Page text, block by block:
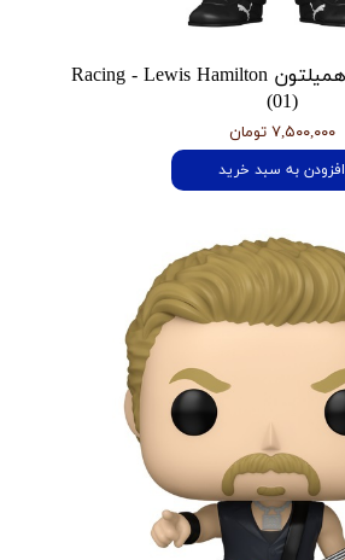
فانکو پاپ لوییس همیلتون Racing - Lewis Hamilton
(01)
۷,۵۰۰,۰۰۰ تومان
افزودن به سبد خرید